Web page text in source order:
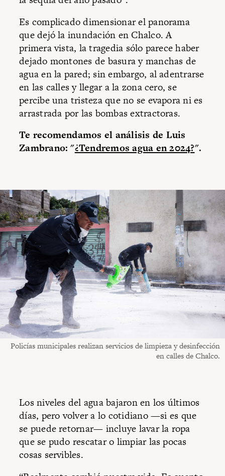
Es complicado dimensionar el panorama
que dejó la inundación en Chalco. A
primera vista, la tragedia sólo parece haber
dejado montones de basura y manchas de
agua en la pared; sin embargo, al adentrarse
en las calles y llegar a la zona cero, se
percibe una tristeza que no se evapora ni es
arrastrada por las bombas extractoras.
Te recomendamos el análisis de Luis
Zambrano: "¿Tendremos agua en 2024?".
Policías municipales realizan servicios de limpieza y desinfección
en calles de Chalco.
Los niveles del agua bajaron en los últimos
días, pero volver a lo cotidiano —si es que
se puede retornar— incluye lavar la ropa
que se pudo rescatar o limpiar las pocas
cosas servibles.